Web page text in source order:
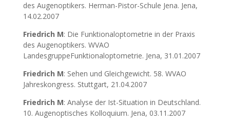
des Augenoptikers. Herman-Pistor-Schule Jena. Jena,
14.02.2007
Friedrich M: Die Funktionaloptometrie in der Praxis
des Augenoptikers. WVAO
LandesgruppeFunktionaloptometrie. Jena, 31.01.2007
Friedrich M: Sehen und Gleichgewicht. 58. WVAO
Jahreskongress. Stuttgart, 21.04.2007
Friedrich M: Analyse der Ist-Situation in Deutschland.
10. Augenoptisches Kolloquium. Jena, 03.11.2007